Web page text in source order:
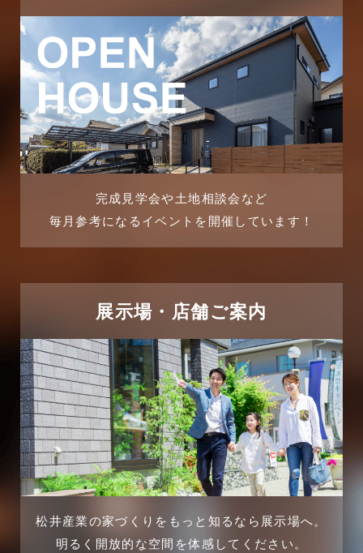
ピアラシティ店-ブログ
ブログ
マンション経営活用事例
よくある質問
リフォーム-ブログ
三郷中央駅店-ブログ
三郷市
三郷駅前店-ブログ
不動産の基礎知識に関するよくある質問
介護施設経営活用事例
企業誘致事例
2025年11月
2025年10月
2025年9月
2025年8月
2025年6月
2025年3月
2025年2月
2025年1月
2024年12月
2024年11月
完成見学会や土地相談会など
毎月参考になるイベントを開催しています！
展示場・店舗ご案内
松井産業の家づくりをもっと知るなら展示場へ。
明るく開放的な空間を体感してください。